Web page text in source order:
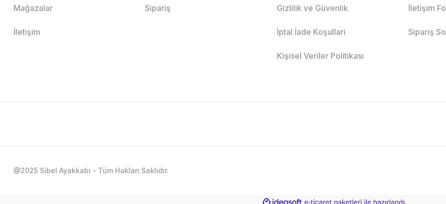
Mağazalar
İletişim
Sipariş Gizlilik ve Güvenlik
İptal İade Koşullari
Kişisel Veriler Politikası
İletişim
Sipariş
@2025 Sibel Ayakkabı - Tüm Hakları Saklıdır.
ideasoft e-